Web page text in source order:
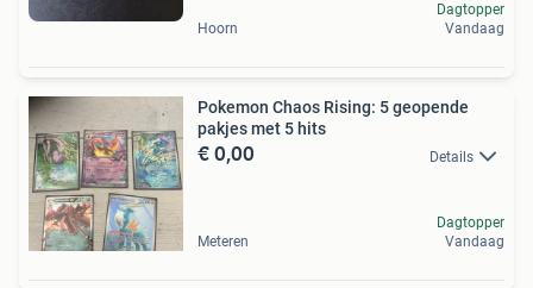
Hoorn
Dagtopper
Vandaag
Pokemon Chaos Rising: 5 geopende
pakjes met 5 hits
€ 0,00 Details
Meteren
Dagtopper
Vandaag